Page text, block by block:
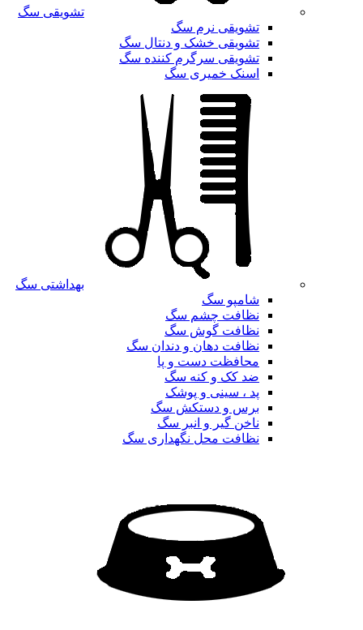
تشویقی سگ
تشویقی نرم سگ
تشویقی خشک و دنتال سگ
تشویقی سرگرم کننده سگ
اسنک خمیری سگ
بهداشتی سگ
شامپو سگ
نظافت چشم سگ
نظافت گوش سگ
نظافت دهان و دندان سگ
محافظت دست و پا
ضد کک و کنه سگ
پد ، سینی و پوشک
برس و دستکش سگ
ناخن گیر و انبر سگ
نظافت محل نگهداری سگ